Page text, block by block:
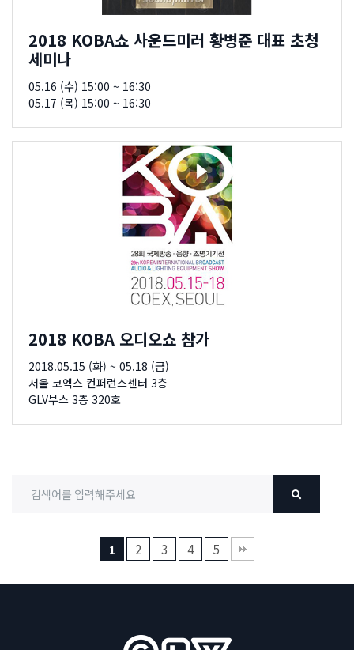
2018 KOBA쇼 사운드미러 황병준 대표 초청
세미나
05.16 (수) 15:00 ~ 16:30
05.17 (목) 15:00 ~ 16:30
2018 KOBA 오디오쇼 참가
2018.05.15 (화) ~ 05.18 (금)
서울 코엑스 컨퍼런스센터 3층
GLV부스 3층 320호
검색어
1 2 3 4 5